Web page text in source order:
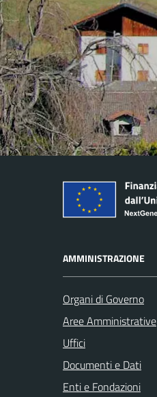
AMMINISTRAZIONE
Organi di Governo
Aree Amministrative
Uffici
Documenti e Dati
Enti e Fondazioni